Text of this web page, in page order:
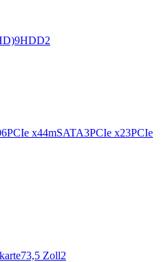
9HDD2
6PCIe x44mSATA3PCIe x23PCIe
73,5 Zoll2